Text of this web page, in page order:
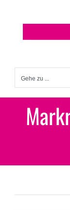
Gehe zu ...